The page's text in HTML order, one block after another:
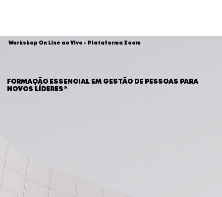
Workshop On Line ao Vivo - Plataforma Zoom
FORMAÇÃO ESSENCIAL EM GESTÃO DE PESSOAS PARA
NOVOS LÍDERES®